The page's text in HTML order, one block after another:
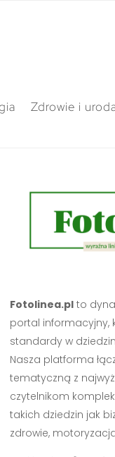
Zdrowie i
Fotolinea.plto
portal informacyjny,
standardy w
Nasza platforma
tematyczną z
czytelnikom
takich dziedzin jak
zdrowie,